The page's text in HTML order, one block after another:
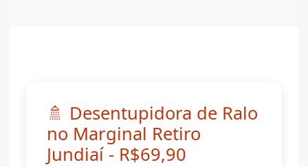
🚿 Desentupidora de Ralo
no Marginal Retiro
Jundiaí - R$69,90